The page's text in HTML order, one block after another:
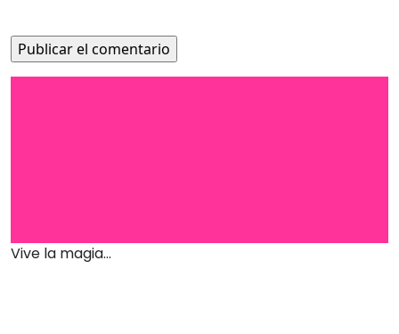
Vive la magia...